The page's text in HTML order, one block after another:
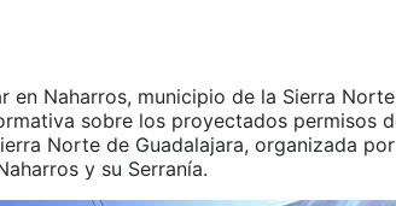
en Naharros, municipio de la Sierra
sobre los proyectados permisos
Norte de Guadalajara, organizada
y su Serranía.